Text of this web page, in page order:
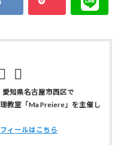
知県名古屋市西区で
教室「Ma Preiere」を主催し
ィールはこちら